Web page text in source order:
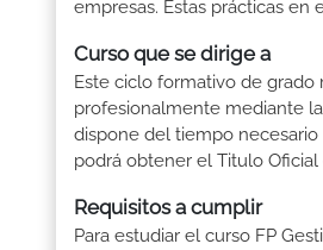
empresas. Estas prácticas en
Curso que se dirige a
Este ciclo formativo de
profesionalmente mediante
dispone del tiempo necesario
podrá obtener el Titulo
Requisitos a cumplir
Para estudiar el curso FP